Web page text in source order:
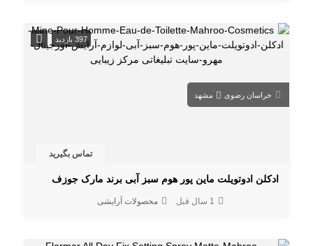
397 بازدید
خراسان رضوی مشهد
تماس بگیرید
ادكلن ادوتويلت ماين پور هوم سبز آبی برند مارک جوزف
1 سال قبل محصولات آرایشی